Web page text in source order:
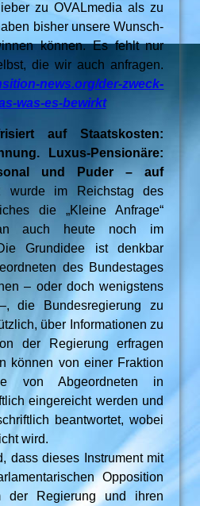
zu OVALmedia als zu
bisher unsere Wunsch-
können. Es fehlt nur
die wir auch anfragen.
news.org/der-zweck-
was-es-bewirkt
auf Staatskosten:
Luxus-Pensionäre:
und Puder – auf
wurde im Reichstag des
die „Kleine Anfrage“
auch heute noch im
Grundidee ist denkbar
des Bundestages
– oder doch wenigstens
die Bundesregierung zu
über Informationen zu
der Regierung erfragen
können von einer Fraktion
von Abgeordneten in
eingereicht werden und
beantwortet, wobei
wird.
dass dieses Instrument mit
Opposition
der Regierung und ihren